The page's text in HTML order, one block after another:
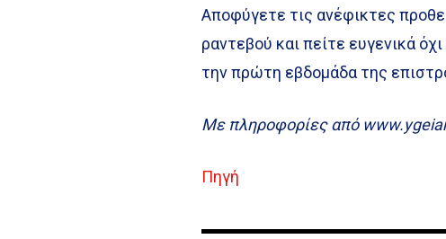
Αποφύγετε τις ανέφικτες
ραντεβού και πείτε ευγενικά
την πρώτη εβδομάδα της
Με πληροφορίες από
Πηγή